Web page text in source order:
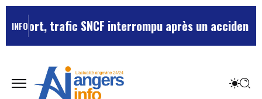
INFO interrompu après un accident de personne